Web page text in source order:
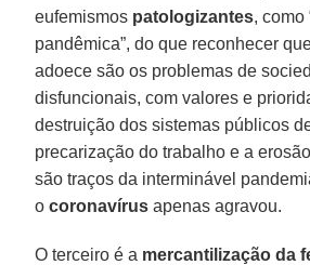
eufemismos patologizantes, como
pandêmica”, do que reconhecer
adoece são os problemas de
disfuncionais, com valores e
destruição dos sistemas públicos
precarização do trabalho e a
são traços da interminável
ocoronavírus apenas agravou.
O terceiro é a mercantilização da